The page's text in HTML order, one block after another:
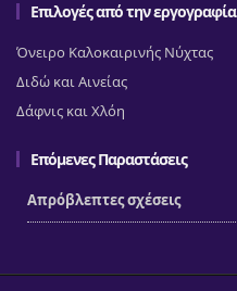
Επιλογές από την εργογραφία
Όνειρο Καλοκαιρινής Νύχτας
Διδώ και Αινείας
Δάφνις και Χλόη
Επόμενες Παραστάσεις
Απρόβλεπτες σχέσεις